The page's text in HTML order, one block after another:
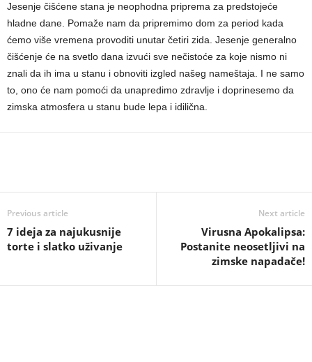
Jesenje čišćene stana je neophodna priprema za predstojeće
hladne dane. Pomaže nam da pripremimo dom za period kada
ćemo više vremena provoditi unutar četiri zida. Jesenje generalno
čišćenje će na svetlo dana izvući sve nečistoće za koje nismo ni
znali da ih ima u stanu i obnoviti izgled našeg nameštaja. I ne samo
to, ono će nam pomoći da unapredimo zdravlje i doprinesemo da
zimska atmosfera u stanu bude lepa i idilična.
Previous article
7 ideja za najukusnije
torte i slatko uživanje
Next article
Virusna Apokalipsa:
Postanite neosetljivi na
zimske napadače!